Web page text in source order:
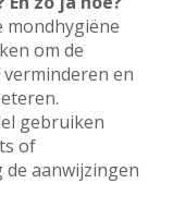
mondhygiëne
om de
en
gebruiken
of
de aanwijzingen